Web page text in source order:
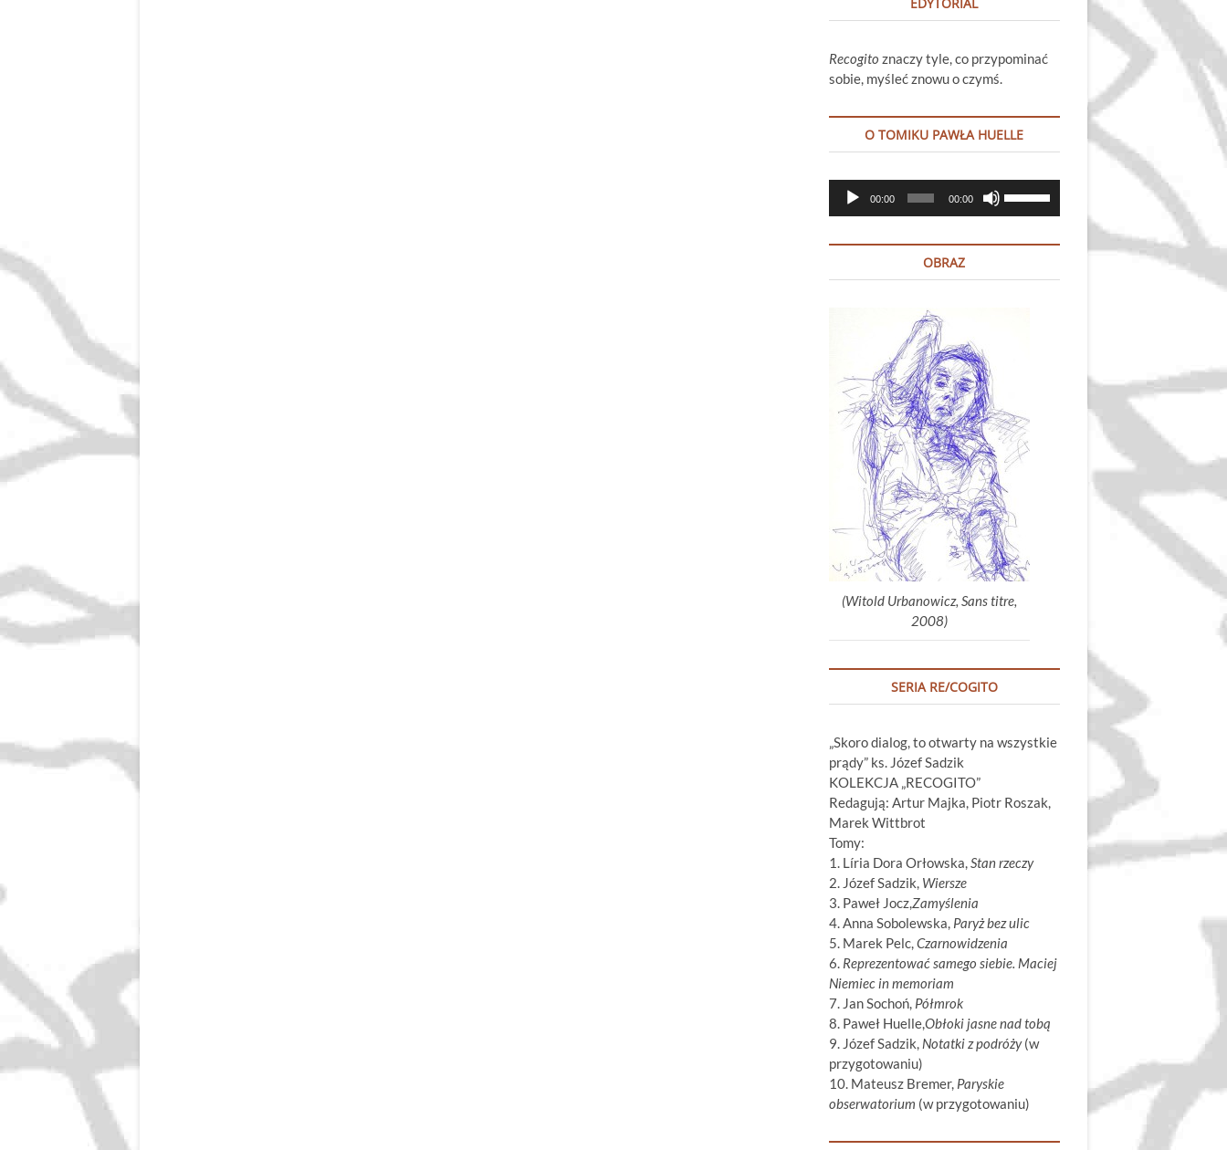
Recogito znaczy tyle, co przypominać
sobie, myśleć znowu o czymś.
O TOMIKU PAWŁA HUELLE
Odtwarzacz
plików
00:00 00:00
góry
głośność.
OBRAZ
(Witold Urbanowicz, Sans titre,
2008)
SERIA RE/COGITO
„Skoro dialog, to otwarty na wszystkie
prądy” ks. Józef Sadzik
KOLEKCJA „RECOGITO”
Redagują: Artur Majka, Piotr Roszak,
Marek Wittbrot
Tomy:
1. Líria Dora Orłowska,Stan rzeczy
2. Józef Sadzik, Wiersze
3. Paweł Jocz,Zamyślenia
4. Anna Sobolewska, Paryż bez ulic
5. Marek Pelc,Czarnowidzenia
6. Reprezentować samego siebie. Maciej
Niemiec in memoriam
7. Jan Sochoń, Półmrok
8. Paweł Huelle,Obłoki jasne nad tobą
9. Józef Sadzik, Notatki z podróży(w
przygotowaniu)
10. Mateusz Bremer, Paryskie
obserwatorium (w przygotowaniu)